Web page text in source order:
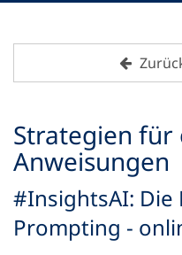
Strategien
Anweisungen
#InsightsAI: Die
Prompting -